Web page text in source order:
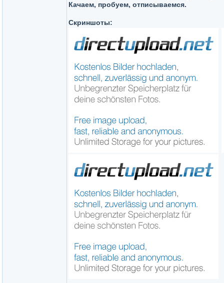
Качаем, пробуем, отписываемся.
Скриншоты: